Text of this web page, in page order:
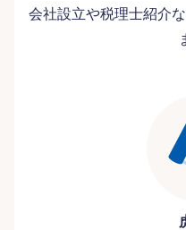
会社設立や税理士紹介